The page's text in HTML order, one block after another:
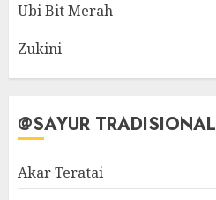
Ubi Bit Merah
Zukini
@SAYUR TRADISIONAL
Akar Teratai